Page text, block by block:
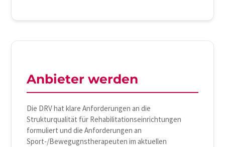
Anbieter werden
Die DRV hat klare Anforderungen an die
Strukturqualität für Rehabilitationseinrichtungen
formuliert und die Anforderungen an
Sport-/Bewegugnstherapeuten im aktuellen